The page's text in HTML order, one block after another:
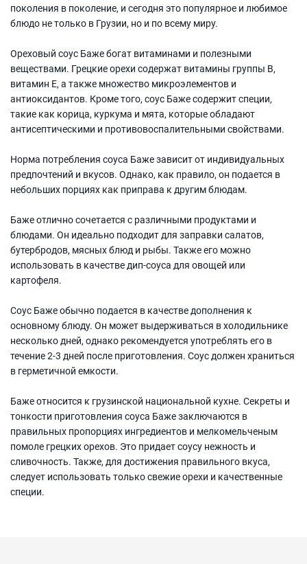
поколения в поколение, и сегодня это популярное и любимое
блюдо не только в Грузии, но и по всему миру.
Ореховый соус Баже богат витаминами и полезными
веществами. Грецкие орехи содержат витамины группы В,
витамин Е, а также множество микроэлементов и
антиоксидантов. Кроме того, соус Баже содержит специи,
такие как корица, куркума и мята, которые обладают
антисептическими и противовоспалительными свойствами.
Норма потребления соуса Баже зависит от индивидуальных
предпочтений и вкусов. Однако, как правило, он подается в
небольших порциях как приправа к другим блюдам.
Баже отлично сочетается с различными продуктами и
блюдами. Он идеально подходит для заправки салатов,
бутербродов, мясных блюд и рыбы. Также его можно
использовать в качестве дип-соуса для овощей или
картофеля.
Соус Баже обычно подается в качестве дополнения к
основному блюду. Он может выдерживаться в холодильнике
несколько дней, однако рекомендуется употреблять его в
течение 2-3 дней после приготовления. Соус должен храниться
в герметичной емкости.
Баже относится к грузинской национальной кухне. Секреты и
тонкости приготовления соуса Баже заключаются в
правильных пропорциях ингредиентов и мелкомельченым
помоле грецких орехов. Это придает соусу нежность и
сливочность. Также, для достижения правильного вкуса,
следует использовать только свежие орехи и качественные
специи.